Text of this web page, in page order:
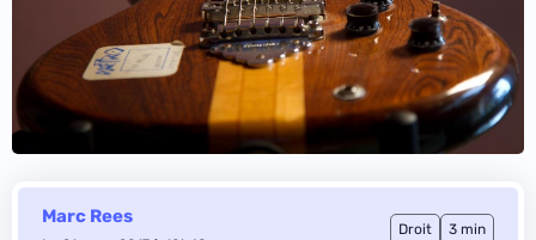
Marc Rees
Droit 3 min